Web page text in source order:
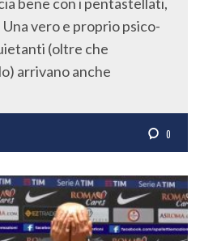
vero e proprio psico-
(oltre che
arrivano anche